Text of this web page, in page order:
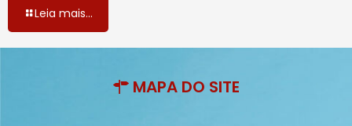
Leia mais...
MAPA DO SITE